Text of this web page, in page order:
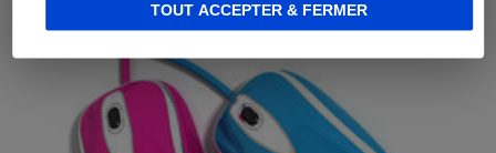
TOUT ACCEPTER & FERMER